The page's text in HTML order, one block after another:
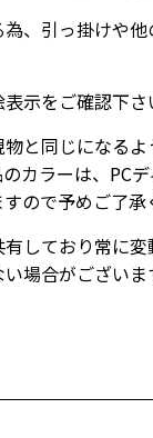
、引っ掛けや
示をご確認下さ
と同じになる
カラーは、PC
ので予めご了承
しており常に
場合がございま